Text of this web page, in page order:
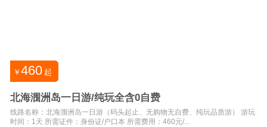
￥460 起
北海涠洲岛一日游/纯玩全含0自费
线路名称：北海涠洲岛一日游（码头起止、无购物无自费、纯玩品质游） 游玩
时间：1天 所需证件：身份证/户口本 所需费用：460元/...